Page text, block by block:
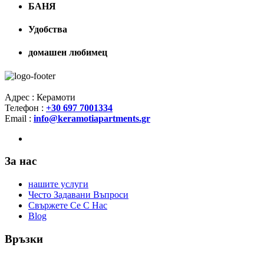
БАНЯ
Удобства
домашен любимец
Адрес : Керамоти
Телефон : +30 697 7001334
Email : info@keramotiapartments.gr
За нас
нашите услуги
Често Задавани Въпроси
Свържете Се С Нас
Blog
Връзки